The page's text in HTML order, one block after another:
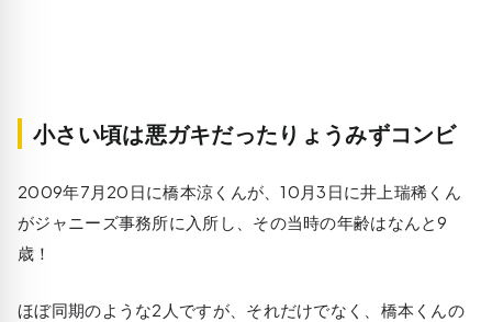
小さい頃は悪ガキだったりょうみずコンビ
2009年7月20日に橋本涼くんが、10月3日に井上瑞稀くん
がジャニーズ事務所に入所し、その当時の年齢はなんと9
歳！
ほぼ同期のような2人ですが、それだけでなく、橋本くんの